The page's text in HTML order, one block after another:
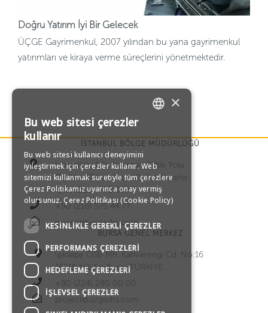
Doğru Yatırım İyi Bir Gelecek
ÜÇGE Gayrimenkul, 2007 yılından bu yana gayrimenkul
yatırımları ve kiraya verme süreçlerini yönetmektedir.
BURSA GENEL MERKEZ
Işıktepe OSB Mh. Kahverengi Cd. No:16
16215 Nilüfer Bursa TÜRKİYE
+90 (224) 280 00 00
project@ucgedrs.com
İSTANBUL BÖLGE MÜDÜRLÜĞÜ
İçerenköy Mh Karaman Çiftlik Yolu
Cd. No:47 Kar Plaza 10. Kat Ataşehir
İSTANBUL – TÜRKİYE
+90 (216) 575 44 77
project@ucgedrs.com
GERMAN
×
Bu web sitesi çerezler
kullanır
Bu web sitesi kullanıcı deneyimini
iyileştirmek için çerezler kullanır. Web
sitemizi kullanmak suretiyle tüm çerezlere
Çerez Politikamız uyarınca onay vermiş
olursunuz. Çerez Politikası (Cookie Policy)
KESINLIKLE GEREKLI ÇEREZLER
PERFORMANS ÇEREZLERI
HEDEFLEME ÇEREZLERI
İŞLEVSEL ÇEREZLER